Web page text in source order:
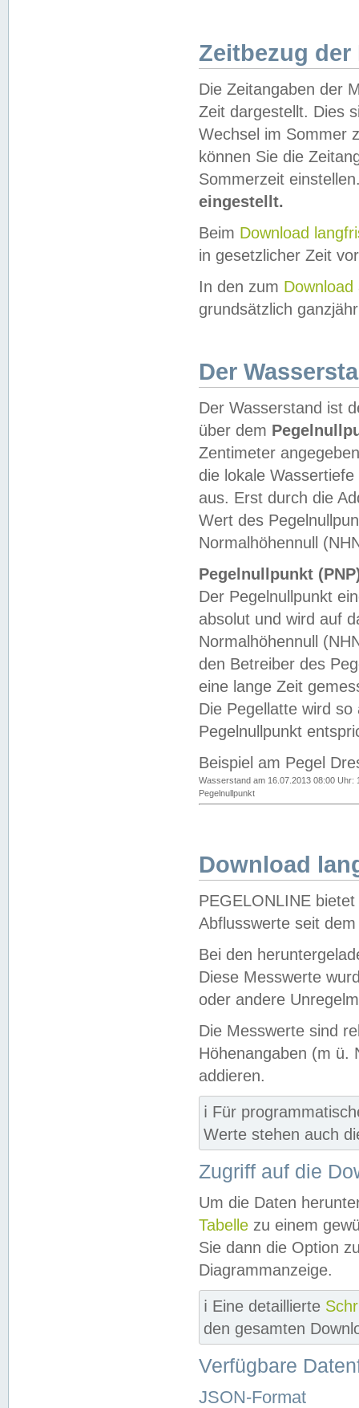
Zeitbezug der
Die Zeitangaben der
Zeit dargestellt. Dies
Wechsel im Sommer
können Sie die
Sommerzeit
eingestellt.
Beim Download
in gesetzlicher Zeit
In den zum Download
grundsätzlich
Der
Der Wasserstand ist
über dem
Zentimeter
die lokale
aus. Erst durch die
Wert des
Normalhöhennull
Pegelnullpunkt
Der Pegelnullpunkt
absolut und wird auf
Normalhöhennull
den Betreiber des
eine lange Zeit
Die Pegellatte wird
Pegelnullpunkt
Beispiel am Pegel
Wasserstand am 16.07.2013 08:00 Uhr:
Pegelnullpunkt
Download
PEGELONLINE
Abflusswerte seit
Bei den
Diese Messwerte
oder andere
Die Messwerte sind
Höhenangaben (m ü.
addieren.
ℹ️ Für
Werte stehen auch
Zugriff auf die
Um die Daten
Tabelle zu einem
Sie dann die Option
Diagrammanzeige.
ℹ️ Eine detaillierte
den gesamten
Verfügbare
JSON-Format